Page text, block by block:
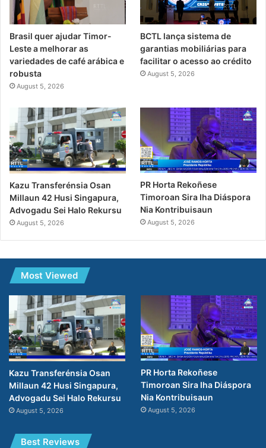
Brasil quer ajudar Timor-
Leste a melhorar as
variedades de café arábica e
robusta
August 5, 2026
BCTL lança sistema de
garantias mobiliárias para
facilitar o acesso ao crédito
August 5, 2026
Kazu Transferénsia Osan
Millaun 42 Husi Singapura,
Advogadu Sei Halo Rekursu
August 5, 2026
PR Horta Rekoñese
Timoroan Sira Iha Diáspora
Nia Kontribuisaun
August 5, 2026
Most Viewed
Kazu Transferénsia Osan
Millaun 42 Husi Singapura,
Advogadu Sei Halo Rekursu
August 5, 2026
PR Horta Rekoñese
Timoroan Sira Iha Diáspora
Nia Kontribuisaun
August 5, 2026
Best Reviews